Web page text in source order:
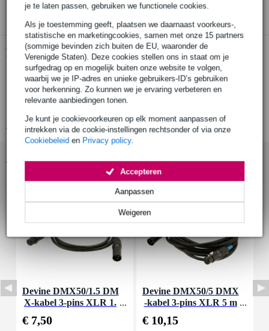
je te laten passen, gebruiken we functionele cookies.
Als je toestemming geeft, plaatsen we daarnaast voorkeurs-,
statistische en marketingcookies, samen met onze 15 partners
(sommige bevinden zich buiten de EU, waaronder de
Verenigde Staten). Deze cookies stellen ons in staat om je
surfgedrag op en mogelijk buiten onze website te volgen,
waarbij we je IP-adres en unieke gebruikers-ID’s gebruiken
voor herkenning. Zo kunnen we je ervaring verbeteren en
relevante aanbiedingen tonen.
Je kunt je cookievoorkeuren op elk moment aanpassen of
intrekken via de cookie-instellingen rechtsonder of via onze
Cookiebeleid en Privacy policy.
Weigeren
Aanpassen
Accepteren
Start de check
Productinformatie
luidsprekerstatief
in hoogte verstelbaar: van 1110 tot 1810 mm
materiaal: staal
Bekijk alle productspecificaties
Accessoires (18)
Devine DMX50/1.5 DM
X-kabel 3-pins XLR 1.
€ 7,50
Devine DMX50/5 DMX
-kabel 3-pins XLR 5 m
€ 10,15